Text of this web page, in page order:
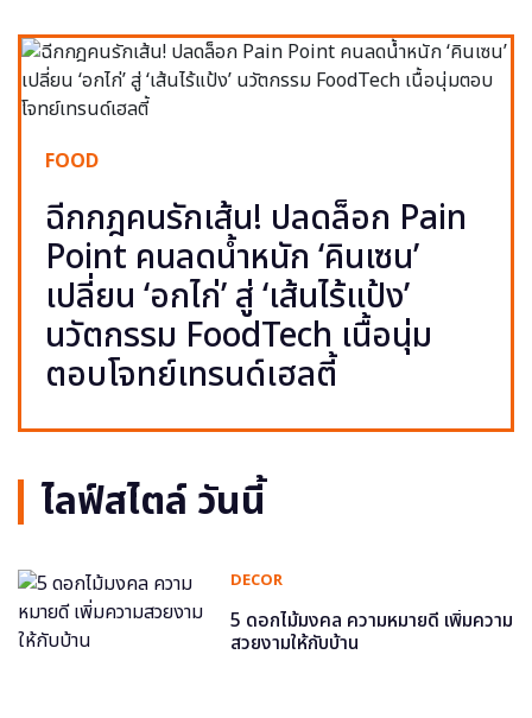
FOOD
ฉีกกฎคนรักเส้น! ปลดล็อก Pain
Point คนลดน้ำหนัก ‘คินเซน’
เปลี่ยน ‘อกไก่’ สู่ ‘เส้นไร้แป้ง’
นวัตกรรม FoodTech เนื้อนุ่ม
ตอบโจทย์เทรนด์เฮลตี้
ไลฟ์สไตล์ วันนี้
DECOR
5 ดอกไม้มงคล ความหมายดี เพิ่มความ
สวยงามให้กับบ้าน